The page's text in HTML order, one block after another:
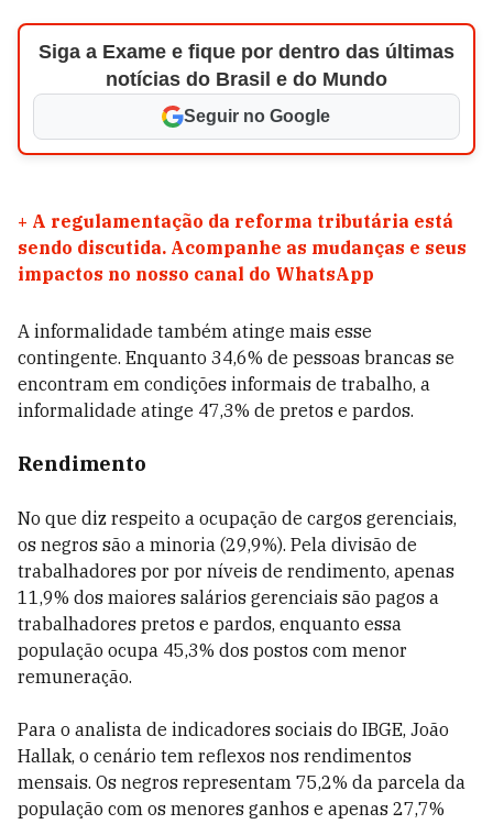
Siga a Exame e fique por dentro das últimas
notícias do Brasil e do Mundo
Seguir no Google
+ A regulamentação da reforma tributária está
sendo discutida. Acompanhe as mudanças e seus
impactos no nosso canal do WhatsApp
A informalidade também atinge mais esse
contingente. Enquanto 34,6% de pessoas brancas se
encontram em condições informais de trabalho, a
informalidade atinge 47,3% de pretos e pardos.
Rendimento
No que diz respeito a ocupação de cargos gerenciais,
os negros são a minoria (29,9%). Pela divisão de
trabalhadores por por níveis de rendimento, apenas
11,9% dos maiores salários gerenciais são pagos a
trabalhadores pretos e pardos, enquanto essa
população ocupa 45,3% dos postos com menor
remuneração.
Para o analista de indicadores sociais do IBGE, João
Hallak, o cenário tem reflexos nos rendimentos
mensais. Os negros representam 75,2% da parcela da
população com os menores ganhos e apenas 27,7%